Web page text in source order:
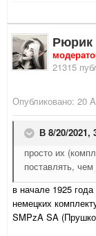
Рюрик
21315
Опубликовано: 20
В 8/20/2021,
просто их
поставлять,
в начале 1925
немецких
SMPzA SA